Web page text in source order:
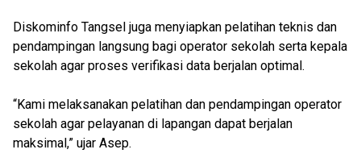
Diskominfo Tangsel juga menyiapkan pelatihan teknis dan
pendampingan langsung bagi operator sekolah serta kepala
sekolah agar proses verifikasi data berjalan optimal.
“Kami melaksanakan pelatihan dan pendampingan operator
sekolah agar pelayanan di lapangan dapat berjalan
maksimal,” ujar Asep.